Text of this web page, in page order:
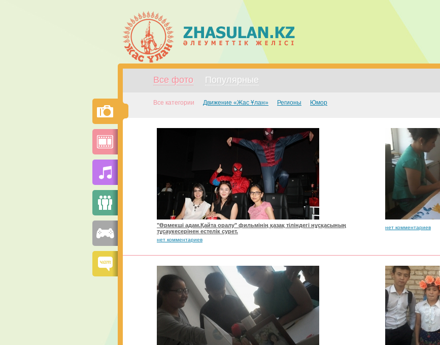
Все фото Популярные
Все категории Движение «Жас Ұлан» Регионы Юмор
"Өрмекші адам.Қайта оралу" фильмінің қазақ тіліндегі нұсқасының
тұсаукесерінен естелік сурет.
нет комментариев
нет комментариев